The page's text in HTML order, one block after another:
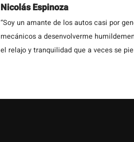
Nicolás Espinoza
“Soy un amante de los autos casi por
mecánicos a desenvolverme
el relajo y tranquilidad que a veces se